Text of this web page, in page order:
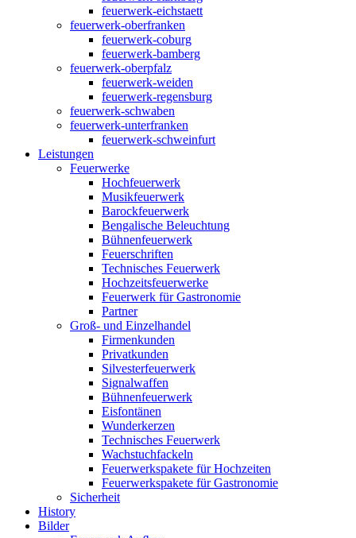
feuerwerk-eichstaett
feuerwerk-oberfranken
feuerwerk-coburg
feuerwerk-bamberg
feuerwerk-oberpfalz
feuerwerk-weiden
feuerwerk-regensburg
feuerwerk-schwaben
feuerwerk-unterfranken
feuerwerk-schweinfurt
Leistungen
Feuerwerke
Hochfeuerwerk
Musikfeuerwerk
Barockfeuerwerk
Bengalische Beleuchtung
Bühnenfeuerwerk
Feuerschriften
Technisches Feuerwerk
Hochzeitsfeuerwerke
Feuerwerk für Gastronomie
Partner
Groß- und Einzelhandel
Firmenkunden
Privatkunden
Silvesterfeuerwerk
Signalwaffen
Bühnenfeuerwerk
Eisfontänen
Wunderkerzen
Technisches Feuerwerk
Wachstuchfackeln
Feuerwerkspakete für Hochzeiten
Feuerwerkspakete für Gastronomie
Sicherheit
History
Bilder